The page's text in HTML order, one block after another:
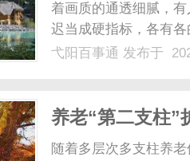
着画质的通透细腻，
迟当成硬指标，各有
那一定是CES的行业
弋阳百事通 发布于
养老“第二支柱”
养老险以专业实
随着多层次多支柱养